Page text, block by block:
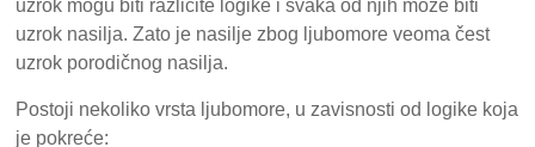
uzrok mogu biti različite logike i svaka od njih može biti
uzrok nasilja. Zato je nasilje zbog ljubomore veoma čest
uzrok porodičnog nasilja.
Postoji nekoliko vrsta ljubomore, u zavisnosti od logike koja
je pokreće: